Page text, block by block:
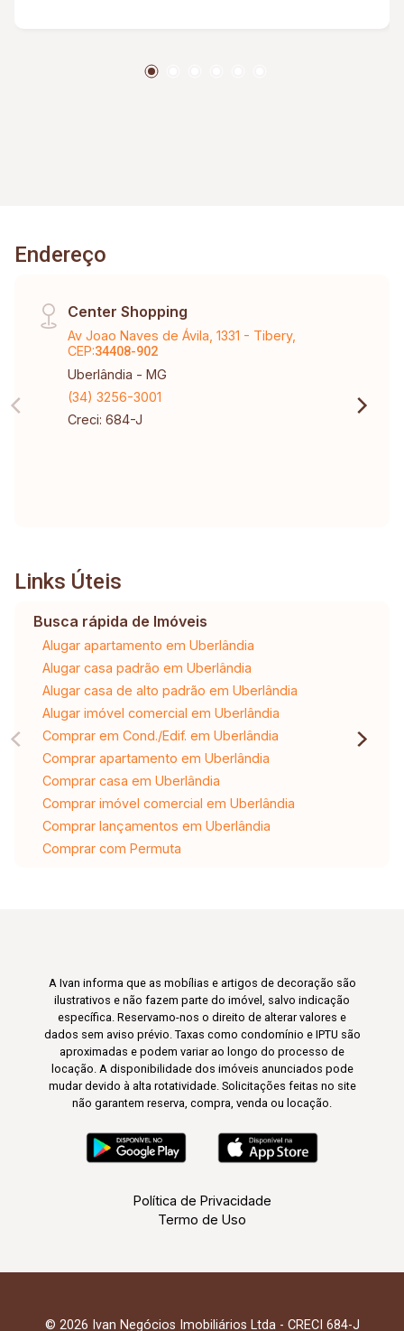
Endereço
Center Shopping
Av Joao Naves de Ávila, 1331 - Tibery,
CEP:34408-902
Uberlândia - MG
(34) 3256-3001
Creci: 684-J
Links Úteis
Busca rápida de Imóveis
Alugar apartamento em Uberlândia
Alugar casa padrão em Uberlândia
Alugar casa de alto padrão em Uberlândia
Alugar imóvel comercial em Uberlândia
Comprar em Cond./Edif. em Uberlândia
Comprar apartamento em Uberlândia
Comprar casa em Uberlândia
Comprar imóvel comercial em Uberlândia
Comprar lançamentos em Uberlândia
Comprar com Permuta
A Ivan informa que as mobílias e artigos de decoração são
ilustrativos e não fazem parte do imóvel, salvo indicação
específica. Reservamo-nos o direito de alterar valores e
dados sem aviso prévio. Taxas como condomínio e IPTU são
aproximadas e podem variar ao longo do processo de
locação. A disponibilidade dos imóveis anunciados pode
mudar devido à alta rotatividade. Solicitações feitas no site
não garantem reserva, compra, venda ou locação.
Política de Privacidade
Termo de Uso
© 2026 Ivan Negócios Imobiliários Ltda - CRECI 684-J